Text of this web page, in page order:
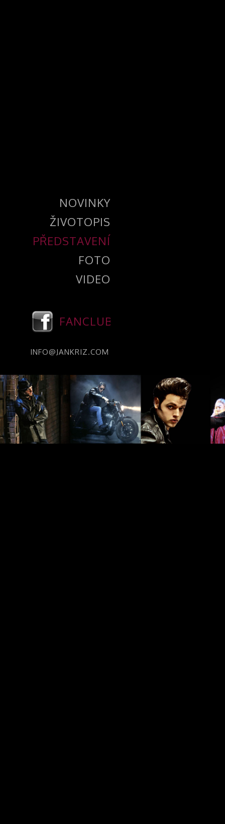
NOVINKY
ŽIVOTOPIS
PŘEDSTAVENÍ
FOTO
VIDEO
FANCLUB
INFO@JANKRIZ.COM